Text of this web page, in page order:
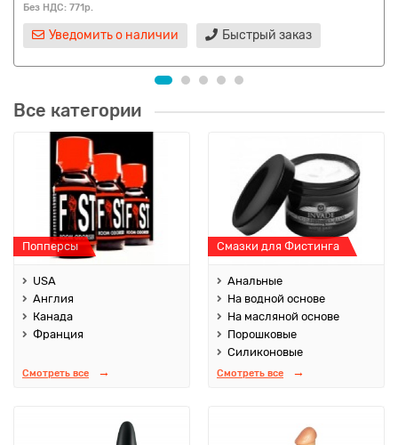
Без НДС: 771р.
Уведомить о наличии Быстрый заказ
Все категории
Попперсы
USA
Англия
Канада
Франция
Смотреть все
Смазки для Фистинга
Анальные
На водной основе
На масляной основе
Порошковые
Силиконовые
Смотреть все